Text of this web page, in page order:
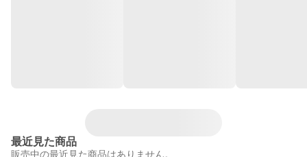
最近見た商品
販売中の最近見た商品はありません。